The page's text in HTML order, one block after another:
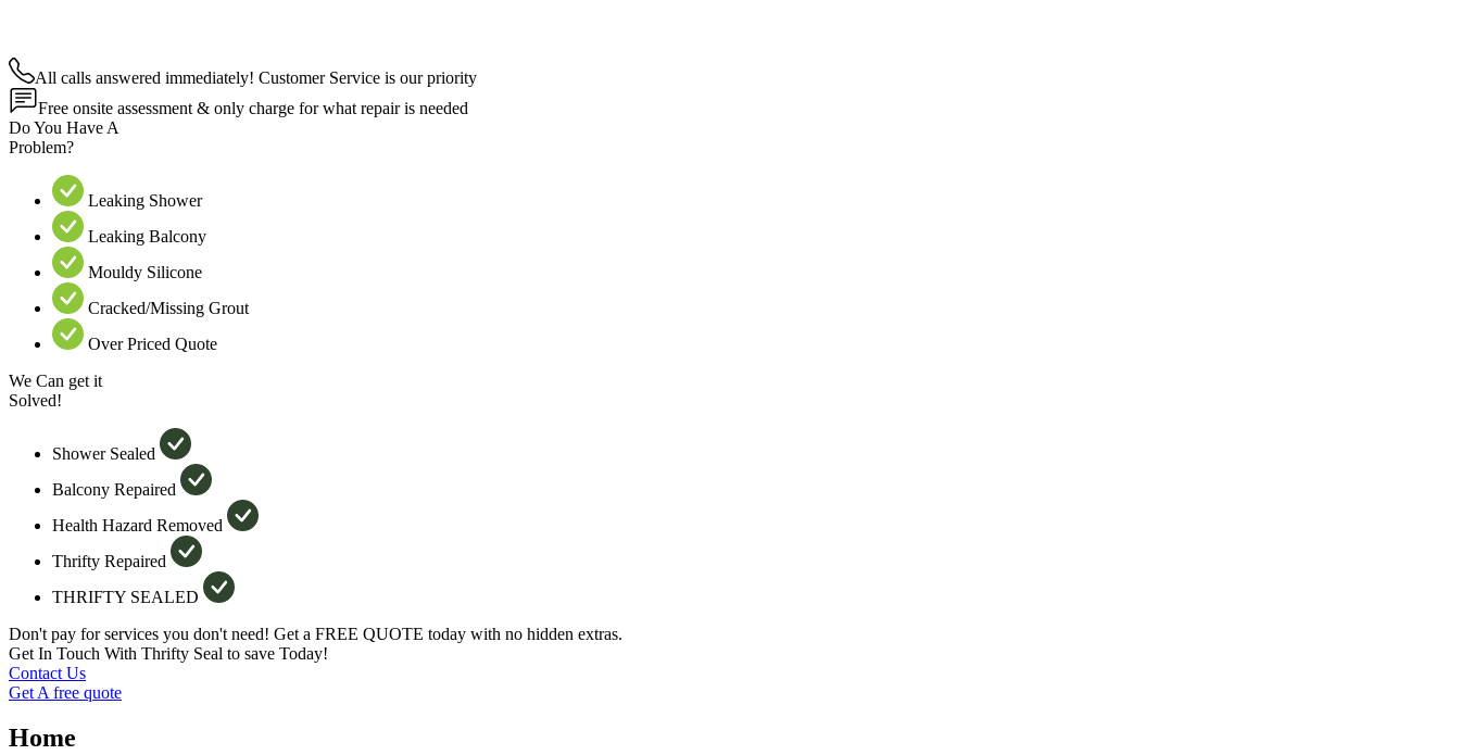
All calls answered immediately! Customer Service is our priority
Free onsite assessment & only charge for what repair is needed
Do You Have A
Problem?
Leaking Shower
Leaking Balcony
Mouldy Silicone
Cracked/Missing Grout
Over Priced Quote
We Can get it
Solved!
Shower Sealed
Balcony Repaired
Health Hazard Removed
Thrifty Repaired
THRIFTY SEALED
Don't pay for services you don't need! Get a FREE QUOTE today with no hidden extras.
Get In Touch With Thrifty Seal to save Today!
Contact Us
Get A free quote
Home